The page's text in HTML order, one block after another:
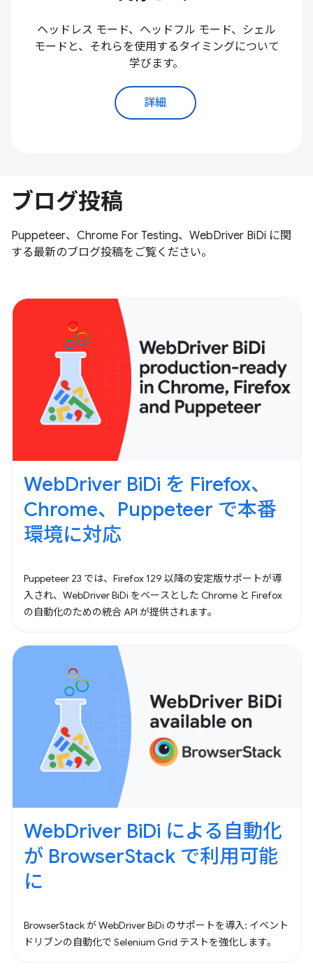
ヘッドレス モード、ヘッドフル モード、シェル
モードと、それらを使用するタイミングについて
学びます。
詳細
ブログ投稿
Puppeteer、Chrome For Testing、WebDriver BiDi に関
する最新のブログ投稿をご覧ください。
WebDriver BiDi を Firefox、
Chrome、Puppeteer で本番
環境に対応
Puppeteer 23 では、Firefox 129 以降の安定版サポートが導
入され、WebDriver BiDi をベースとした Chrome と Firefox
の自動化のための統合 API が提供されます。
WebDriver BiDi による自動化
が BrowserStack で利用可能
に
BrowserStack が WebDriver BiDi のサポートを導入: イベント
ドリブンの自動化で Selenium Grid テストを強化します。